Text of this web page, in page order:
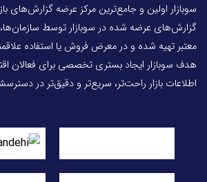
سوبازار اولین و جامع‌ترین مرکز عرضه گزارش‌های
گزارش‌های عرضه شده در سوبازار توسط
معتبر تهیه شده و در معرض فروش یا استفاده
هدف سوبازار ایجاد بستری تخصصی برای فعالان
اطلاعات بازار راحت‌تر، سریع‌تر و دقیق‌تر در